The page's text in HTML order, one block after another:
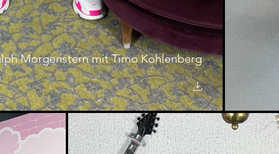
Morgenstern mit Timo Kohlenberg